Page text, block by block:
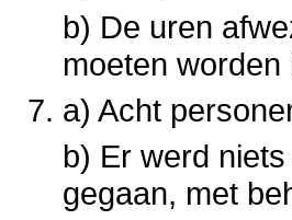
b) De uren
moeten
a) Acht
b) Er werd
gegaan, met